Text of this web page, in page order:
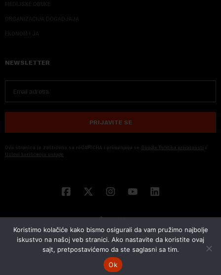
MEDIJSKE OBUKE
ORGANIZACIJA DOGADJAJA
EKONOM I JA
NEWSLETTER
PRIJAVITE SE
Ova stranica je zaštićena sa reCAPTCHA i primenjuju se Google Politika privatnosti i
Uslovi korišćenja usluge
© 2026 NOVA EKONOMIJA | SVA PRAVA ZADŽANA | DEVELOPED BY
Koristimo kolačiće kako bismo osigurali da vam pružimo najbolje
iskustvo na našoj veb stranici. Ako nastavite da koristite ovaj
sajt, pretpostavićemo da ste saglasni sa tim.
Ok